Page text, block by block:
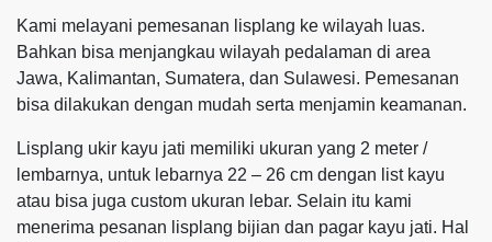
Kami melayani pemesanan lisplang ke wilayah luas.
Bahkan bisa menjangkau wilayah pedalaman di area
Jawa, Kalimantan, Sumatera, dan Sulawesi. Pemesanan
bisa dilakukan dengan mudah serta menjamin keamanan.
Lisplang ukir kayu jati memiliki ukuran yang 2 meter /
lembarnya, untuk lebarnya 22 – 26 cm dengan list kayu
atau bisa juga custom ukuran lebar. Selain itu kami
menerima pesanan lisplang bijian dan pagar kayu jati. Hal